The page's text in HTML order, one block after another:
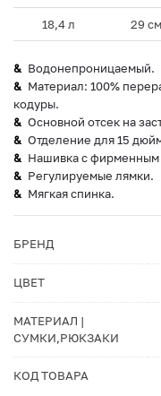
18,4 л 29 см
Водонепроницаемый.
Материал: 100%
кодуры.
Основной отсек на
Отделение для 15
Нашивка с фирменным
Регулируемые лямки.
Мягкая спинка.
БРЕНД
ЦВЕТ
МАТЕРИАЛ |
СУМКИ,РЮКЗАКИ
КОД ТОВАРА